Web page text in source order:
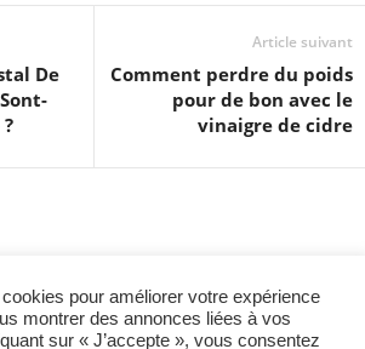
De
Article suivant
Comment perdre du poids
pour de bon avec le
vinaigre de cidre
pour améliorer votre expérience
montrer des annonces liées à vos
sur « J’accepte », vous consentez